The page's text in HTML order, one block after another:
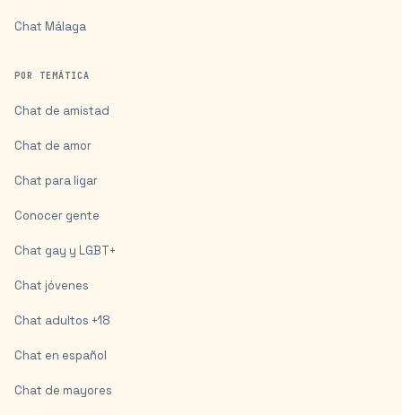
Chat Málaga
POR TEMÁTICA
Chat de amistad
Chat de amor
Chat para ligar
Conocer gente
Chat gay y LGBT+
Chat jóvenes
Chat adultos +18
Chat en español
Chat de mayores